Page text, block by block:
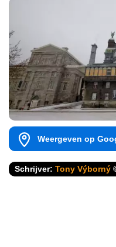
Weergeven op
Schrijver: Tony Výborný